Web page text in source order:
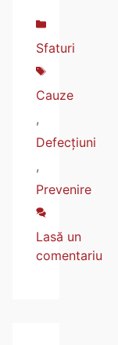
Sfaturi
Cauze
,
Defecțiuni
,
Prevenire
Lasă un
comentariu